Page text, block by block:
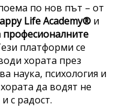
по нов път – от
Life Academy® и
платформи се
хората през
наука, психология и
да водят не
с радост.